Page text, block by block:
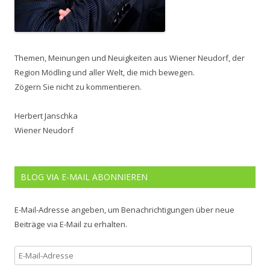
Themen, Meinungen und Neuigkeiten aus Wiener Neudorf, der
Region Mödling und aller Welt, die mich bewegen.
Zögern Sie nicht zu kommentieren.
Herbert Janschka
Wiener Neudorf
BLOG VIA E-MAIL ABONNIEREN
E-Mail-Adresse angeben, um Benachrichtigungen über neue
Beiträge via E-Mail zu erhalten.
E-
Mail-